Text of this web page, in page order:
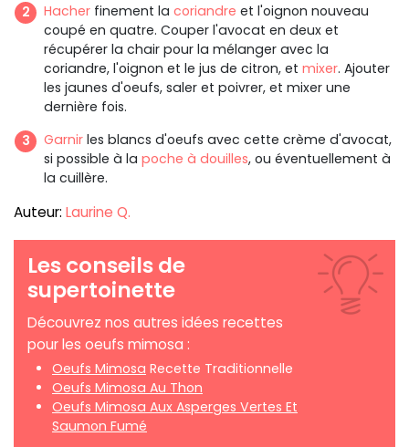
Hacher finement la coriandre et l'oignon nouveau
coupé en quatre. Couper l'avocat en deux et
récupérer la chair pour la mélanger avec la
coriandre, l'oignon et le jus de citron, et mixer. Ajouter
les jaunes d'oeufs, saler et poivrer, et mixer une
dernière fois.
Garnir les blancs d'oeufs avec cette crème d'avocat,
si possible à la poche à douilles, ou éventuellement à
la cuillère.
Auteur: Laurine Q.
Les conseils de
supertoinette
Découvrez nos autres idées recettes
pour les oeufs mimosa :
Oeufs Mimosa Recette Traditionnelle
Oeufs Mimosa Au Thon
Oeufs Mimosa Aux Asperges Vertes Et
Saumon Fumé